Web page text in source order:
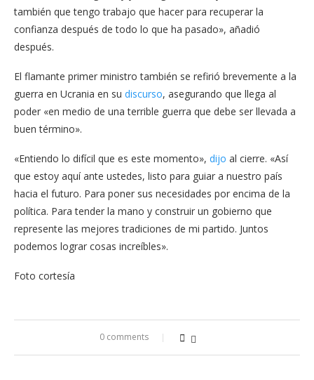
también que tengo trabajo que hacer para recuperar la
confianza después de todo lo que ha pasado», añadió
después.
El flamante primer ministro también se refirió brevemente a la
guerra en Ucrania en su discurso, asegurando que llega al
poder «en medio de una terrible guerra que debe ser llevada a
buen término».
«Entiendo lo difícil que es este momento», dijo al cierre. «Así
que estoy aquí ante ustedes, listo para guiar a nuestro país
hacia el futuro. Para poner sus necesidades por encima de la
política. Para tender la mano y construir un gobierno que
represente las mejores tradiciones de mi partido. Juntos
podemos lograr cosas increíbles».
Foto cortesía
0 comments